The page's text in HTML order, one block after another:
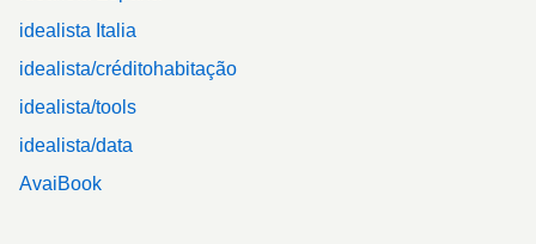
idealista Italia
idealista/créditohabitação
idealista/tools
idealista/data
AvaiBook